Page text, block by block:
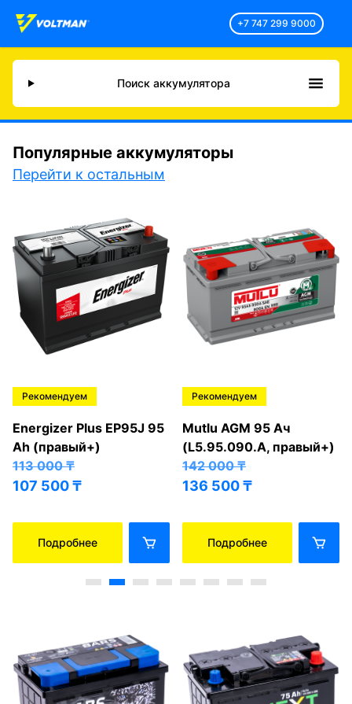
+7 747 299 9000
Поиск аккумулятора
Популярные аккумуляторы
Перейти к остальным
Рекомендуем
Energizer Plus EP95J 95
Ah (правый+)
113 000₸
107 500₸
Подробнее
Рекомендуем
Mutlu AGM 95 Ач
(L5.95.090.A, правый+)
142 000₸
136 500₸
Подробнее